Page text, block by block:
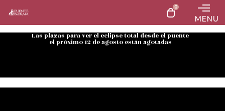
0
MENU
Las plazas para ver el eclipse total desde el puente
el próximo 12 de agosto están agotadas